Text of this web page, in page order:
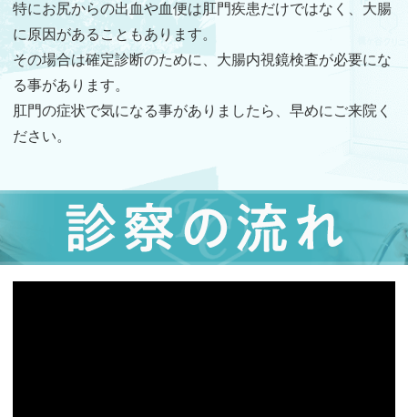
特にお尻からの出血や血便は肛門疾患だけではなく、大腸
に原因があることもあります。
その場合は確定診断のために、大腸内視鏡検査が必要にな
る事があります。
肛門の症状で気になる事がありましたら、早めにご来院く
ださい。